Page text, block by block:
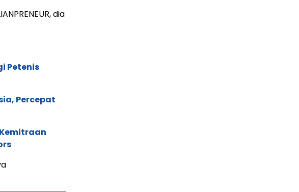
dia
Petenis
Percepat